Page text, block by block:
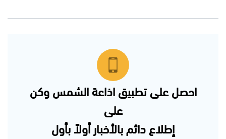
احصل على تطبيق اذاعة الشمس وكن
على
إطلاع دائم بالأخبار أولاً بأول